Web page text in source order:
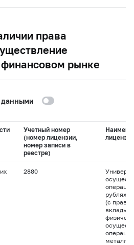
права
финансовом рынке
данными
Учетный номер
(номер лицензии,
номер записи в
реестре)
лицензии
2880
рублях и
(с
вклады